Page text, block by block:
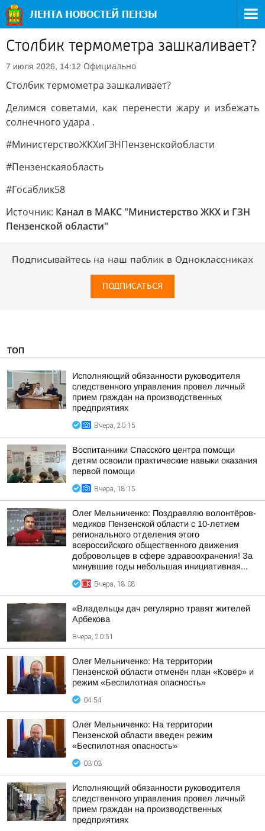
Столбик термометра зашкаливает?
7 июля 2026, 14:12 Официально
Столбик термометра зашкаливает?
Делимся советами, как перенести жару и избежать
солнечного удара .
#МинистерствоЖКХиГЗНПензенскойобласти
#Пензенскаяобласть
#Госаблик58
Источник: Канал в МАКС "Министерство ЖКХ и ГЗН
Пензенской области"
Подписывайтесь на наш паблик в Одноклассниках
ПОДПИСАТЬСЯ
ТОП
Исполняющий обязанности руководителя
следственного управления провел личный
прием граждан на производственных
предприятиях
Вчера, 20:15
Воспитанники Спасского центра помощи
детям освоили практические навыки оказания
первой помощи
Вчера, 18:15
Олег Мельниченко: Поздравляю волонтёров-
медиков Пензенской области с 10-летием
регионального отделения этого
всероссийского общественного движения
добровольцев в сфере здравоохранения! За
минувшие годы небольшая инициативная...
Вчера, 18:08
«Владельцы дач регулярно травят жителей
Арбекова
Вчера, 20:51
Олег Мельниченко: На территории
Пензенской области отменён план «Ковёр» и
режим «Беспилотная опасность»
04:54
Олег Мельниченко: На территории
Пензенской области введен режим
«Беспилотная опасность»
03:03
Исполняющий обязанности руководителя
следственного управления провел личный
прием граждан на производственных
предприятиях